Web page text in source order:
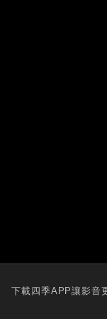
下載四季APP讓影音